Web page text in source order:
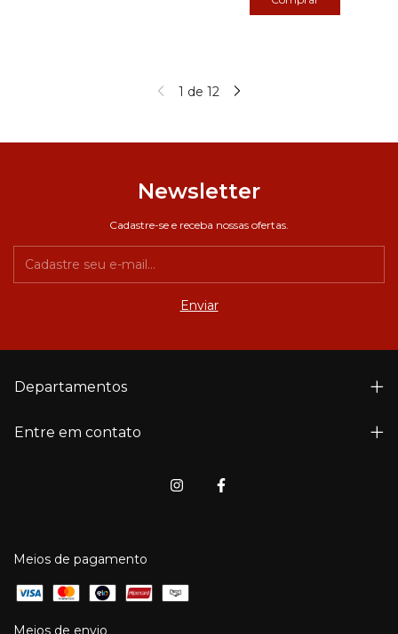
1 de 12
Newsletter
Cadastre-se e receba nossas ofertas.
Departamentos
Entre em contato
Meios de pagamento
Meios de envio